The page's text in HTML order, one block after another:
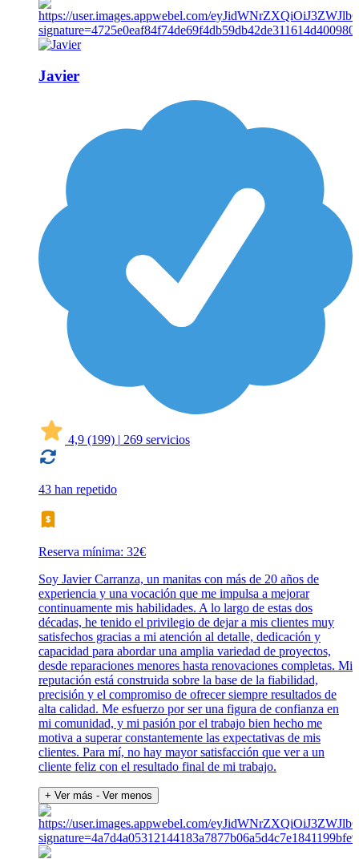
Javier
4,9 (199) | 269 servicios
43 han repetido
Reserva mínima: 32€
Soy Javier Carranza, un manitas con más de 20 años de
experiencia y una vocación que me impulsa a mejorar
continuamente mis habilidades. A lo largo de estas dos
décadas, he tenido el privilegio de dejar a mis clientes muy
satisfechos gracias a mi atención al detalle, dedicación y
capacidad para abordar una amplia variedad de proyectos,
desde reparaciones menores hasta renovaciones completas. Mi
reputación está construida sobre la base de la fiabilidad,
precisión y el compromiso de ofrecer siempre resultados de
alta calidad. Me esfuerzo por ser una figura de confianza en
mi comunidad, y mi pasión por el trabajo bien hecho me
motiva a superar constantemente las expectativas de mis
clientes. Para mí, no hay mayor satisfacción que ver a un
cliente feliz con el resultado final de mi trabajo.
+ Ver más - Ver menos